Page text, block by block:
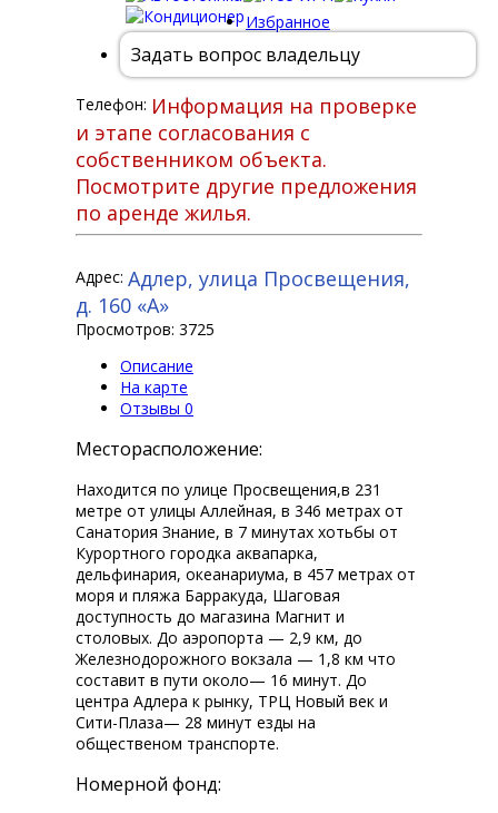
Избранное
Задать вопрос владельцу
Телефон: Информация на проверке
и этапе согласования с
собственником объекта.
Посмотрите другие предложения
по аренде жилья.
Адрес: Адлер, улица Просвещения,
д. 160 «А»
Просмотров: 3725
Описание
На карте
Отзывы 0
Месторасположение:
Находится по улице Просвещения,в 231
метре от улицы Аллейная, в 346 метрах от
Санатория Знание, в 7 минутах хотьбы от
Курортного городка аквапарка,
дельфинария, океанариума, в 457 метрах от
моря и пляжа Барракуда, Шаговая
доступность до магазина Магнит и
столовых. До аэропорта — 2,9 км, до
Железнодорожного вокзала — 1,8 км что
составит в пути около— 16 минут. До
центра Адлера к рынку, ТРЦ Новый век и
Сити-Плаза— 28 минут езды на
общественом транспорте.
Номерной фонд: